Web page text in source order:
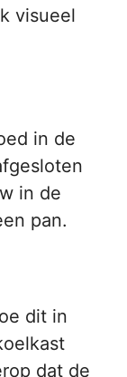
visueel
in de
in de
pan.
dit in
dat de